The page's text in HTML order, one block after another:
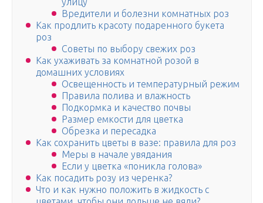
Вредители и болезни комнатных роз
Как продлить красоту подаренного букета
роз
Советы по выбору свежих роз
Как ухаживать за комнатной розой в
домашних условиях
Освещенность и температурный режим
Правила полива и влажность
Подкормка и качество почвы
Размер емкости для цветка
Обрезка и пересадка
Как сохранить цветы в вазе: правила для роз
Меры в начале увядания
Если у цветка «поникла голова»
Как посадить розу из черенка?
Что и как нужно положить в жидкость с